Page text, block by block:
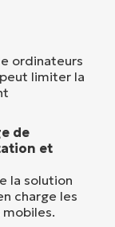
ordinateurs
limiter la
de
et
la solution
charge les